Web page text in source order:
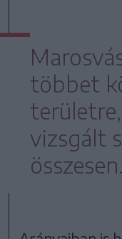
többet
vizsgált
összesen.